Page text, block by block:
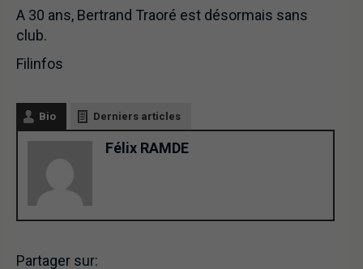
A 30 ans, Bertrand Traoré est désormais sans
club.
Filinfos
Bio Derniers articles
Félix RAMDE
Partager sur: